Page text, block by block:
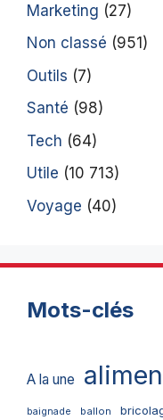
Marketing (27)
Non classé (951)
Outils (7)
Santé (98)
Tech (64)
Utile (10 713)
Voyage (40)
Mots-clés
A la une
baignade ballon